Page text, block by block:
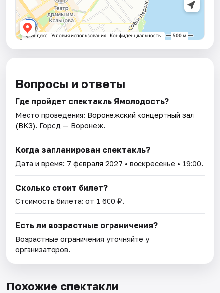
Вопросы и ответы
Где пройдет спектакль Ямолодость?
Место проведения: Воронежский концертный зал
(ВКЗ). Город — Воронеж.
Когда запланирован спектакль?
Дата и время: 7 февраля 2027 • воскресенье • 19:00.
Сколько стоит билет?
Стоимость билета: от 1 600 ₽.
Есть ли возрастные ограничения?
Возрастные ограничения уточняйте у
организаторов.
Похожие спектакли